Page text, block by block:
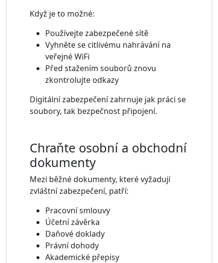
Když je to možné:
Používejte zabezpečené sítě
Vyhněte se citlivému nahrávání na
veřejné WiFi
Před stažením souborů znovu
zkontrolujte odkazy
Digitální zabezpečení zahrnuje jak práci se
soubory, tak bezpečnost připojení.
Chraňte osobní a obchodní
dokumenty
Mezi běžné dokumenty, které vyžadují
zvláštní zabezpečení, patří:
Pracovní smlouvy
Účetní závěrka
Daňové doklady
Právní dohody
Akademické přepisy